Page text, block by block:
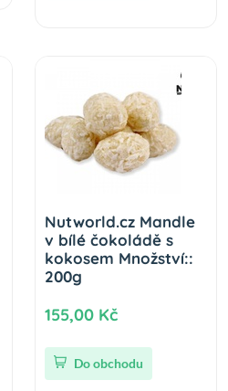
Nutworld.cz Mandle
v bílé čokoládě s
kokosem Množství::
200g
155,00 Kč
Do obchodu